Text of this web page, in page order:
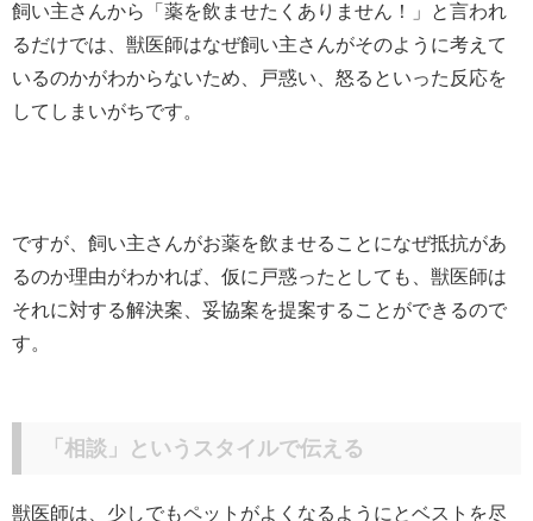
飼い主さんから「薬を飲ませたくありません！」と言われ
るだけでは、獣医師はなぜ飼い主さんがそのように考えて
いるのかがわからないため、戸惑い、怒るといった反応を
してしまいがちです。
ですが、飼い主さんがお薬を飲ませることになぜ抵抗があ
るのか理由がわかれば、仮に戸惑ったとしても、獣医師は
それに対する解決案、妥協案を提案することができるので
す。
「相談」というスタイルで伝える
獣医師は、少しでもペットがよくなるようにとベストを尽